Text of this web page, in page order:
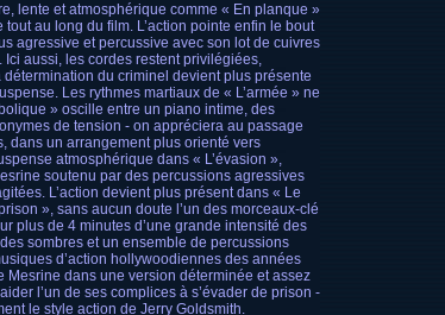
lente et atmosphérique comme « En planque »
au long du film. L’action pointe enfin le bout
agressive et percussive avec son lot de cuivres
aussi, les cordes restent privilégiées,
du criminel devient plus présente
Les rythmes martiaux de « L’armée » ne
» oscille entre un piano intime, des
de tension - on appréciera au passage
dans un arrangement plus orienté vers
atmosphérique dans « L’évasion »,
soutenu par des percussions agressives
L’action devient plus présent dans « Le
», sans aucun doute l’un des morceaux-clé
plus de 4 minutes d’une grande intensité des
sombres et un ensemble de percussions
d’action hollywoodiennes des années
dans une version déterminée et assez
l’un de ses complices à s’évader de prison -
le style action de Jerry Goldsmith.